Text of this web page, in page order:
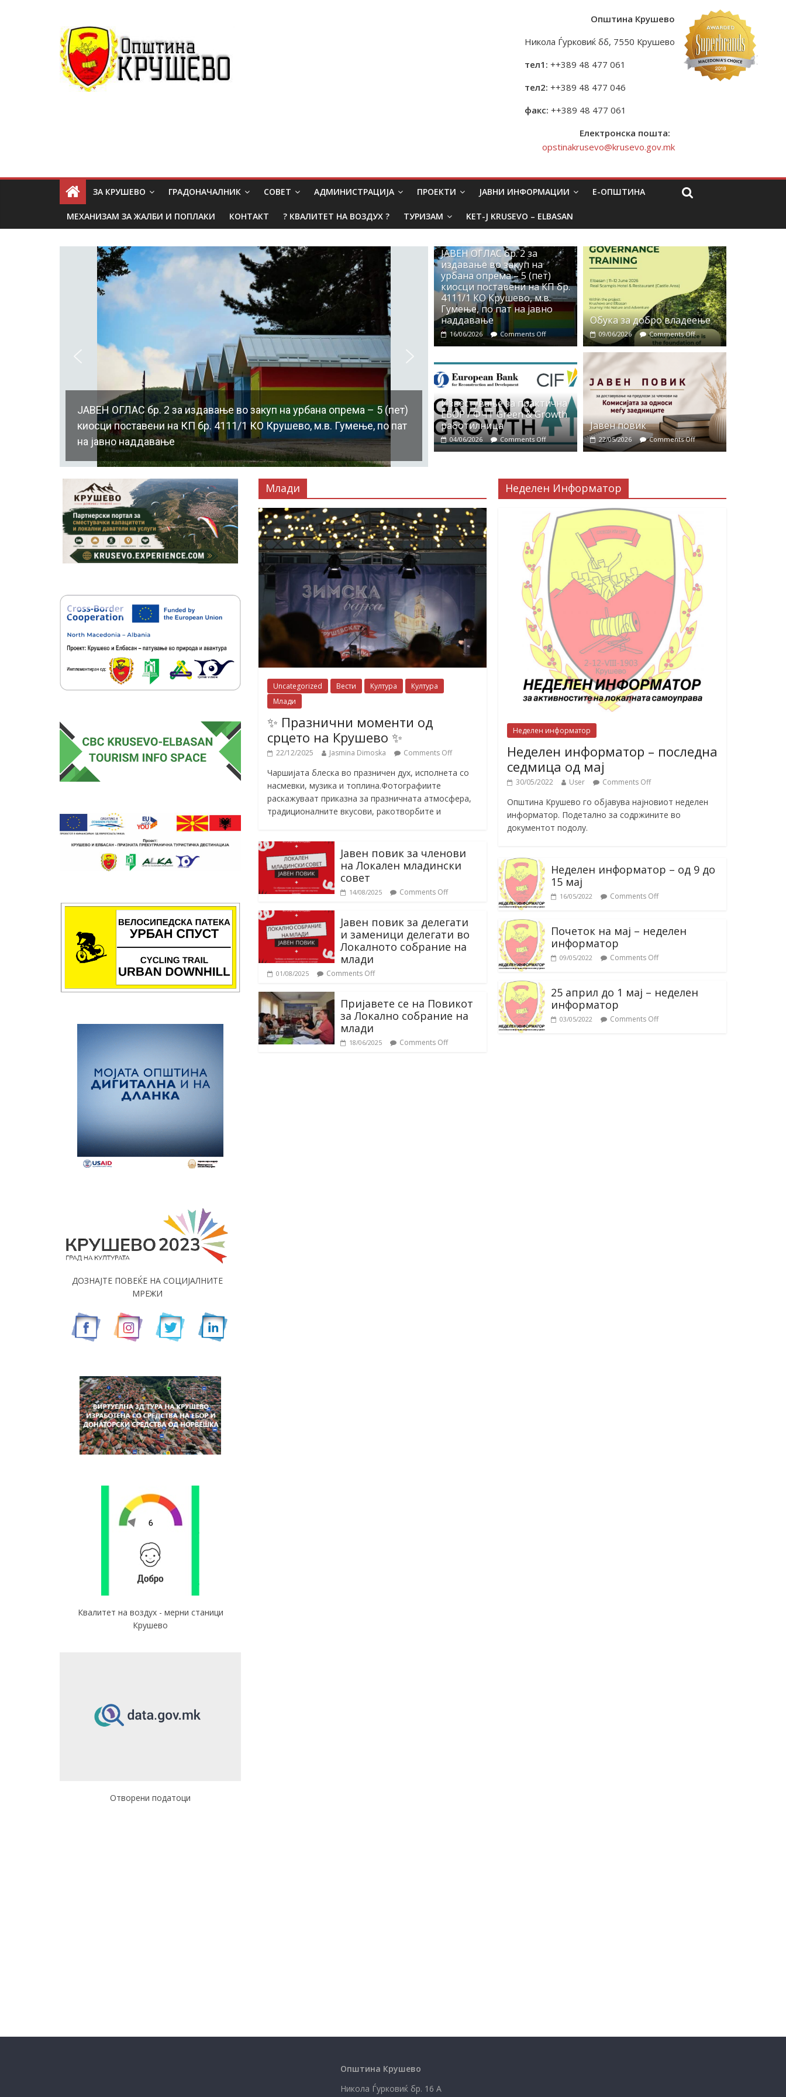
Општина Крушево
Никола Ѓурковиќ бб, 7550 Крушево
тел1: ++389 48 477 061
тел2: ++389 48 477 046
факс: ++389 48 477 061
Електронска пошта:
opstinakrusevo@krusevo.gov.mk
ЗА КРУШЕВО ГРАДОНАЧАЛНИК СОВЕТ АДМИНИСТРАЦИЈА ПРОЕКТИ ЈАВНИ ИНФОРМАЦИИ Е-ОПШТИНА
МЕХАНИЗАМ ЗА ЖАЛБИ И ПОПЛАКИ КОНТАКТ ? КВАЛИТЕТ НА ВОЗДУХ ? ТУРИЗАМ KET-J KRUSEVO – ELBASAN
ЈАВЕН ОГЛАС бр. 2 за издавање во закуп на урбана опрема – 5 (пет)
киосци поставени на КП бр. 4111/1 КО Крушево, м.в. Гумење, по пат
на јавно наддавање
ЈАВЕН ОГЛАС бр. 2 за
издавање во закуп на
урбана опрема – 5 (пет)
киосци поставени на КП бр.
4111/1 КО Крушево, м.в.
Гумење, по пат на јавно
наддавање
16/06/2026 Comments Off
Обука за добро владеење
09/06/2026 Comments Off
Известување за практична
ЕБОР / ФЧТ Green & Growth
работилница
04/06/2026 Comments Off
Јавен повик
22/05/2026 Comments Off
Млади
Uncategorized Вести Култура
Култура
Млади
✨ Празнични моменти од
срцето на Крушево ✨
22/12/2025 Jasmina Dimoska Comments Off
Чаршијата блеска во празничен дух, исполнета со
насмевки, музика и топлина.Фотографиите
раскажуваат приказна за празничната атмосфера,
традиционалните вкусови, ракотворбите и
Јавен повик за членови
на Локален младински
совет
14/08/2025 Comments Off
Јавен повик за делегати
и заменици делегати во
Локалното собрание на
млади
01/08/2025 Comments Off
Пријавете се на Повикот
за Локално собрание на
млади
18/06/2025 Comments Off
Неделен Информатор
Неделен информатор
Неделен информатор – последна
седмица од мај
30/05/2022 User Comments Off
Општина Крушево го објавува најновиот неделен
информатор. Подетално за содржините во
документот подолу.
Неделен информатор – од 9 до
15 мај
16/05/2022 Comments Off
Почеток на мај – неделен
информатор
09/05/2022 Comments Off
25 април до 1 мај – неделен
информатор
03/05/2022 Comments Off
ДОЗНАЈТЕ ПОВЕЌЕ НА СОЦИЈАЛНИТЕ
МРЕЖИ
Квалитет на воздух - мерни станици
Крушево
Отворени податоци
Општина Крушево
Никола Ѓурковиќ бр. 16 А